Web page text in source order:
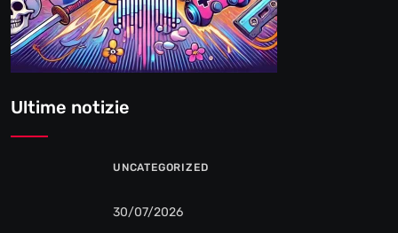
Ultime notizie
UNCATEGORIZED
30/07/2026